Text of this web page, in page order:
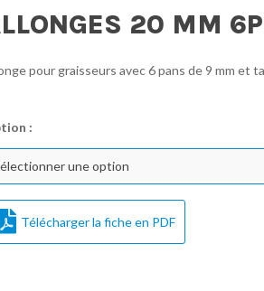
20 MM
pour graisseurs avec 6 pans de 9 mm et
:
une option
Télécharger la fiche en PDF